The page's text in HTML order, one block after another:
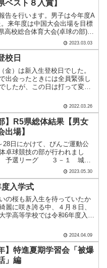
ベスト８入賞】
告を行います。男子は今年度A
来年度は中国大会出場を目標
校総合体育大会(卓球の部)広
2023.03.03
校日
金）は新入生登校日でした。
出会ったときには全員緊張し
したが、この日は打って変わ
した。名前順に振り分けられた
て提出物を回収したり、春休
受け取ったり.....
2022.03.26
】R5県総体結果【男女
出場】
28日にかけて、びんご運動公
卓球競技の部が行われまし
予選リーグ ３－１ 城
－３ 呉青山 【２位】 ５
定トーナメント ３－１ 基
２ 福山誠之館 【第5位入
会出場権獲得女.....
2023.05.30
入学式
の桜も新入生を待っていたか
麗に咲き誇る中、４月８日、
学高等学校では令和6年度入学
えました。我々教員そして在校
さんにお会いできる日を楽し
いました。.....
2024.04.09
】特進夏期学習会「被爆
」編